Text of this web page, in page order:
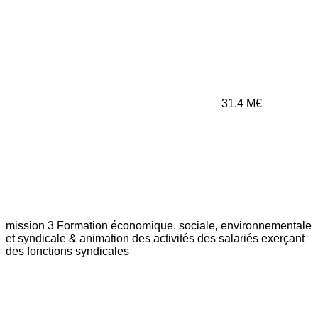
31.4 M€
mission 3 Formation économique, sociale, environnementale
et syndicale & animation des activités des salariés exerçant
des fonctions syndicales